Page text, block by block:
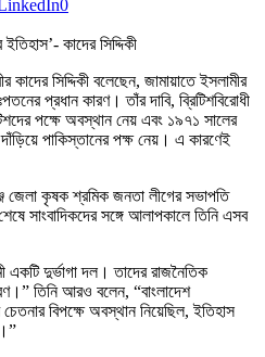
0
সিদ্দিকী বলেছেন, জামায়াতে ইসলামীর
প্রধান কারণ। তাঁর দাবি, ব্রিটিশবিরোধী
পক্ষে অবস্থান নেয় এবং ১৯৭১ সালের
পাকিস্তানের পক্ষ নেয়। এ কারণেই
জেলা কৃষক শ্রমিক জনতা লীগের সভাপতি
সাংবাদিকদের সঙ্গে আলাপকালে তিনি এসব
একটি দুর্ভাগা দল। তাদের রাজনৈতিক
তিনি আরও বলেন, “বাংলাদেশ
বিপক্ষে অবস্থান নিয়েছিল, ইতিহাস